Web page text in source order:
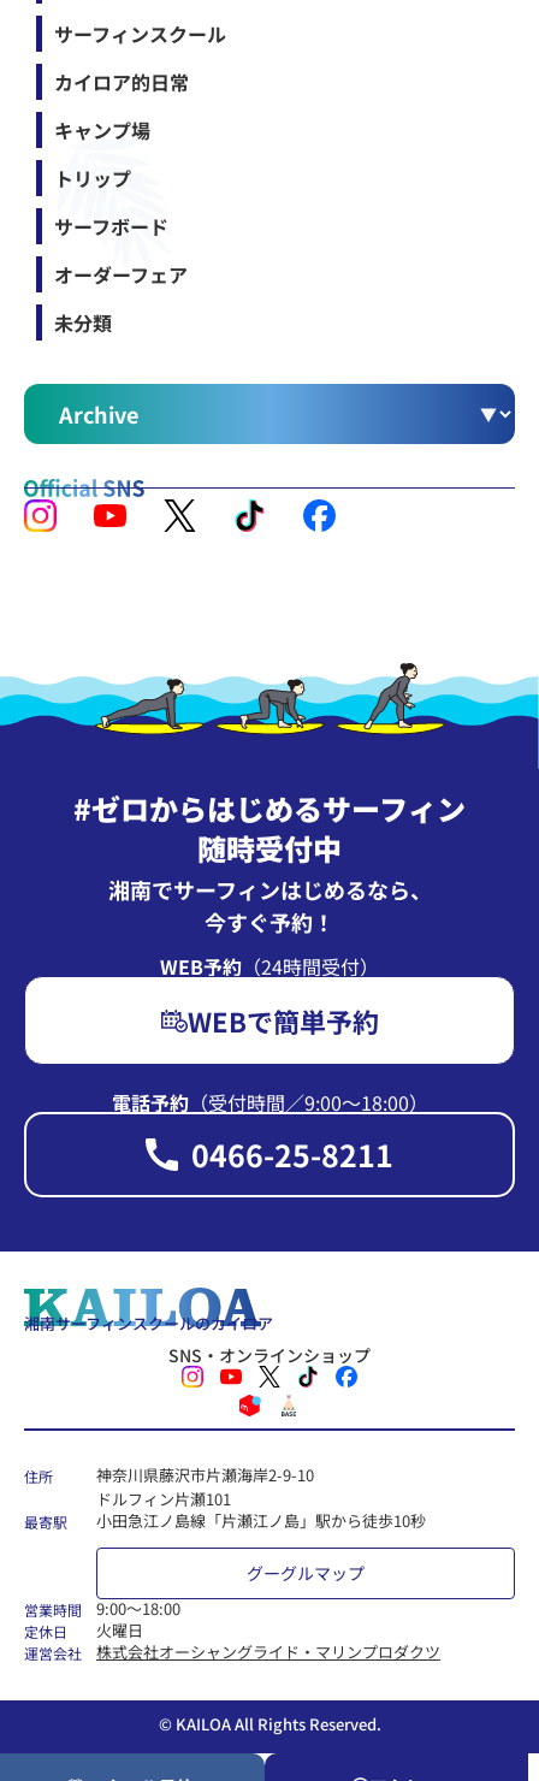
サーフィンスクール
カイロア的日常
キャンプ場
トリップ
サーフボード
オーダーフェア
未分類
#ゼロからはじめるサーフィン
随時受付中
湘南でサーフィンはじめるなら、
今すぐ予約！
電話予約（受付時間∕9:00〜18:00）
0466-25-8211
WEB予約 （24時間受付）
WEBで簡単予約
湘南サーフィンスクールのカイロア
SNS・オンラインショップ
住所
神奈川県藤沢市片瀬海岸2-9-10
ドルフィン片瀬101
最寄駅 小田急江ノ島線「片瀬江ノ島」駅から徒歩10秒
グーグルマップ
営業時間 9:00〜18:00
定休日 火曜日
運営会社 株式会社オーシャングライド・マリンプロダクツ
© KAILOA All Rights Reserved.